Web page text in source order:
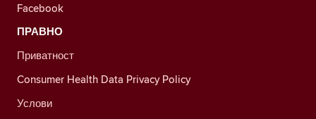
Facebook
ПРАВНО
Приватност
Consumer Health Data Privacy Policy
Услови